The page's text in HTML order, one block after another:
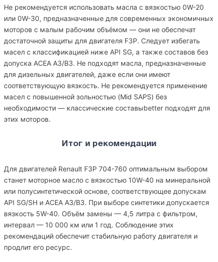
Не рекомендуется использовать масла с вязкостью 0W-20
или 0W-30, предназначенные для современных экономичных
моторов с малым рабочим объёмом — они не обеспечат
достаточной защиты для двигателя F3P. Следует избегать
масел с классификацией ниже API SG, а также составов без
допуска ACEA A3/B3. Не подходят масла, предназначенные
для дизельных двигателей, даже если они имеют
соответствующую вязкость. Не рекомендуется применение
масел с повышенной зольностью (Mid SAPS) без
необходимости — классические составыbetter подходят для
этих моторов.
Итог и рекомендации
Для двигателей Renault F3P 704-760 оптимальным выбором
станет моторное масло с вязкостью 10W-40 на минеральной
или полусинтетической основе, соответствующее допускам
API SG/SH и ACEA A3/B3. При выборе синтетики допускается
вязкость 5W-40. Объём замены — 4,5 литра с фильтром,
интервал — 10 000 км или 1 год. Соблюдение этих
рекомендаций обеспечит стабильную работу двигателя и
продлит его ресурс.